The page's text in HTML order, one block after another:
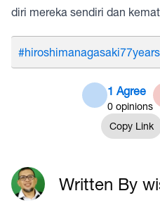
diri mereka sendiri dan
#hiroshimanagasaki77years
1 Agree
0 opinions
Copy Link
Written By